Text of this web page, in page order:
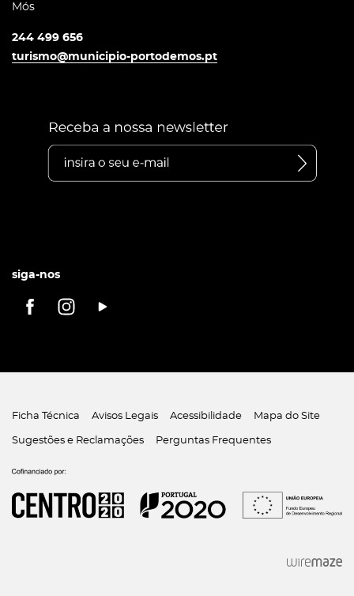
Mós
244 499 656
turismo@municipio-portodemos.pt
siga-nos
Ficha Técnica Avisos Legais Acessibilidade Mapa do Site
Sugestões e Reclamações Perguntas Frequentes